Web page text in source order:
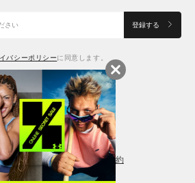
登録する
バシーポリシーに同意します。
基づく通販の表記 会員規約
ポリシー